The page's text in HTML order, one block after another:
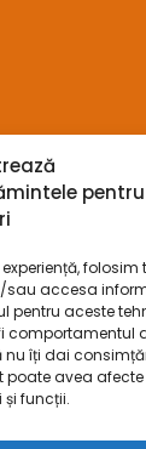
pentru
sau accesa
pentru aceste
comportamentul
nu îți dai
avea
funcții.
caracter